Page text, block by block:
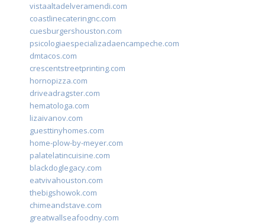
vistaaltadelveramendi.com
coastlinecateringnc.com
cuesburgershouston.com
psicologiaespecializadaencampeche.com
dmtacos.com
crescentstreetprinting.com
hornopizza.com
driveadragster.com
hematologa.com
lizaivanov.com
guesttinyhomes.com
home-plow-by-meyer.com
palatelatincuisine.com
blackdoglegacy.com
eatvivahouston.com
thebigshowok.com
chimeandstave.com
greatwallseafoodny.com